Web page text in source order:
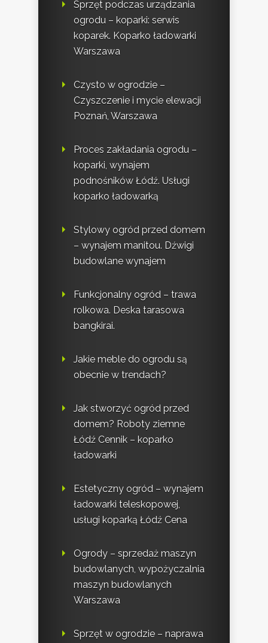
Sprzęt podczas urządzania
ogrodu – koparki: serwis
koparek. Koparko ładowarki
Warszawa
Czysto w ogrodzie –
Czyszczenie i mycie elewacji
Poznań, Warszawa
Proces zakładania ogrodu –
koparki, wynajem
podnośników Łódź. Usługi
koparko ładowarką
Stylowy ogród przed domem
– wynajem manitou. Dźwigi
budowlane wynajem
Funkcjonalny ogród – trawa
rolkowa. Deska tarasowa
bangkirai.
Jakie meble do ogrodu są
obecnie w trendach?
Jak stworzyć ogród przed
domem? Roboty ziemne
Łódź Cennik – koparko
ładowarki
Estetyczny ogród – wynajem
ładowarki teleskopowej,
usługi koparką Łódź Cena
Ogrody – sprzedaż maszyn
budowlanych, wypożyczalnia
maszyn budowlanych
Warszawa
Sprzęt w ogrodzie – naprawa